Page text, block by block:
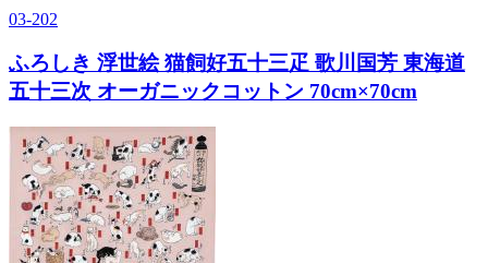
03-202
ふろしき 浮世絵 猫飼好五十三疋 歌川国芳 東海道
五十三次 オーガニックコットン 70cm×70cm